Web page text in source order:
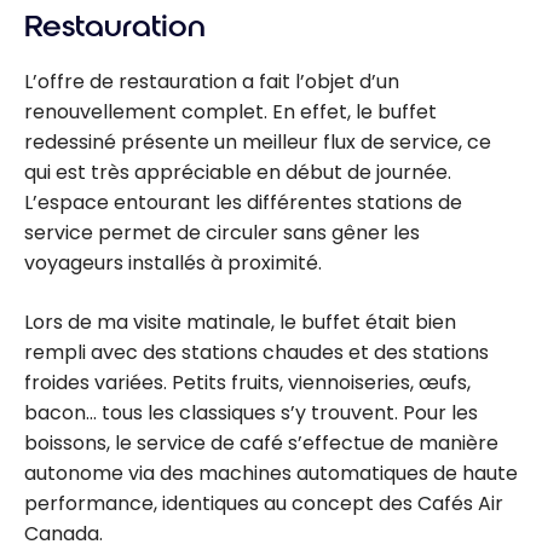
Restauration
L’offre de restauration a fait l’objet d’un
renouvellement complet. En effet, le buffet
redessiné présente un meilleur flux de service, ce
qui est très appréciable en début de journée.
L’espace entourant les différentes stations de
service permet de circuler sans gêner les
voyageurs installés à proximité.
Lors de ma visite matinale, le buffet était bien
rempli avec des stations chaudes et des stations
froides variées. Petits fruits, viennoiseries, œufs,
bacon… tous les classiques s’y trouvent. Pour les
boissons, le service de café s’effectue de manière
autonome via des machines automatiques de haute
performance, identiques au concept des Cafés Air
Canada.